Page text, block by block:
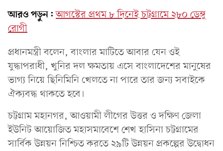
আরও পড়ুন: আগস্টের প্রথম ৮ দিনেই চট্টগ্রামে ২৮০ ডেঙ্গু
রোগী
প্রধানমন্ত্রী বলেন, বাংলার মাটিতে আবার যেন ওই
যুদ্ধাপরাধী, খুনির দল ক্ষমতায় এসে বাংলাদেশের মানুষের
ভাগ্য নিয়ে ছিনিমিনি খেলতে না পারে তার জন্য সবাইকে
ঐক্যবদ্ধ থাকতে হবে।
চট্টগ্রাম মহানগর, আওয়ামী লীগের উত্তর ও দক্ষিণ জেলা
ইউনিট আয়োজিত মহাসমাবেশে শেখ হাসিনা চট্টগ্রামের
সার্বিক উন্নয়ন নিশ্চিত করতে ২৯টি উন্নয়ন প্রকল্পের উদ্বোধন